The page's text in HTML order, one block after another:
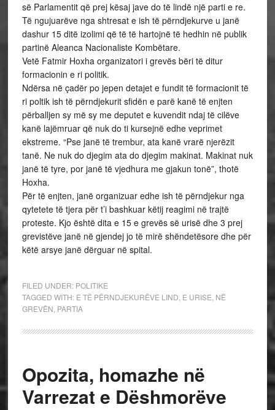
së Parlamentit që prej kësaj jave do të lindë një parti e re.
Të ngujuarëve nga shtresat e ish të përndjekurve u janë
dashur 15 ditë izolimi që të të hartojnë të hedhin në publik
partinë Aleanca Nacionaliste Kombëtare.
Vetë Fatmir Hoxha organizatori i grevës bëri të ditur
formacionin e ri politik.
Ndërsa në çadër po jepen detajet e fundit të formacionit të
ri poltik ish të përndjekurit sfidën e parë kanë të enjten
përballjen sy më sy me deputet e kuvendit ndaj të cilëve
kanë lajëmruar që nuk do ti kursejnë edhe veprimet
ekstreme. “Pse janë të trembur, ata kanë vrarë njerëzit
tanë. Ne nuk do djegim ata do djegim makinat. Makinat nuk
janë të tyre, por janë të vjedhura me gjakun tonë”, thotë
Hoxha.
Për të enjten, janë organizuar edhe ish të përndjekur nga
qytetete të tjera për t’i bashkuar këtij reagimi në trajtë
proteste. Kjo është dita e 15 e grevës së urisë dhe 3 prej
grevistëve janë në gjendej jo të mirë shëndetësore dhe për
këtë arsye janë dërguar në spital.
FILED UNDER: POLITIKE
TAGGED WITH: E TË PËRNDJEKURËVE LIND E URISE NË
GREVËN PARTIA
Opozita, homazhe në
Varrezat e Dëshmorëve